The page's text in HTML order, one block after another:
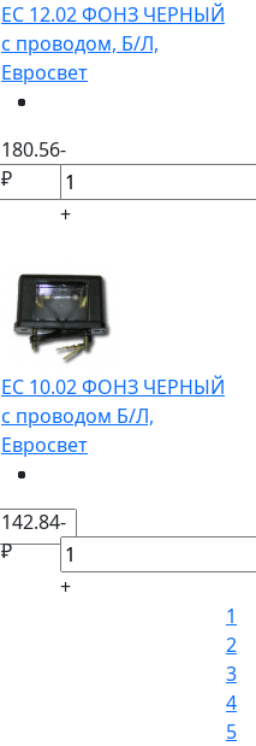
ЕС 12.02 ФОНЗ ЧЕРНЫЙ
с проводом, Б/Л,
Евросвет
180.56
₽
-
+
ЕС 10.02 ФОНЗ ЧЕРНЫЙ
с проводом Б/Л,
Евросвет
142.84
₽
-
+
1
2
3
4
5